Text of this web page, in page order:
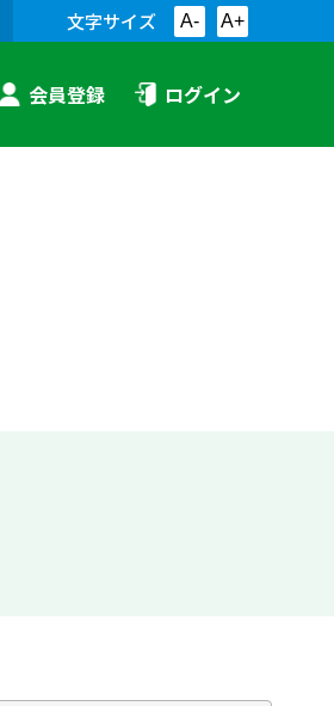
文字サイズ A- A+
会員登録 ログイン